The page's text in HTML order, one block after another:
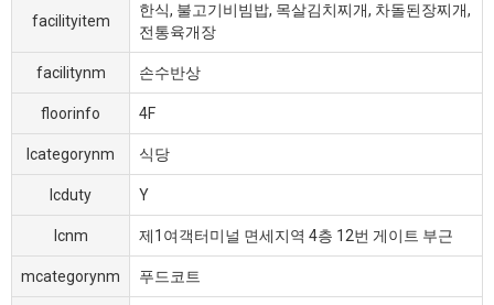
facilityitem
한식, 불고기비빔밥, 목살김치찌개, 차돌된장찌개,
전통육개장
facilitynm 손수반상
floorinfo 4F
lcategorynm 식당
lcduty Y
lcnm 제1여객터미널 면세지역 4층 12번 게이트 부근
mcategorynm 푸드코트